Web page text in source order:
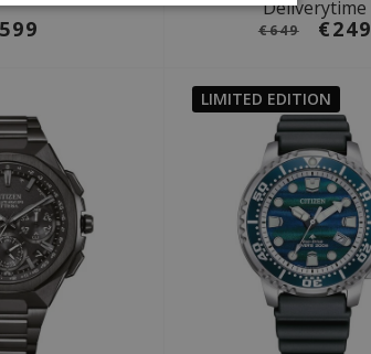
Deliverytime
€649 €249
LIMITED EDITION